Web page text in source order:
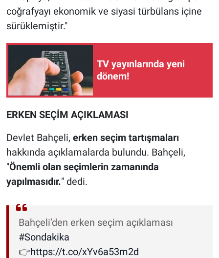
coğrafyayı ekonomik ve siyasi türbülans içine
sürüklemiştir."
TV yayınlarında yeni
dönem!
ERKEN SEÇİM AÇIKLAMASI
Devlet Bahçeli, erken seçim tartışmaları
hakkında açıklamalarda bulundu. Bahçeli,
"Önemli olan seçimlerin zamanında
yapılmasıdır." dedi.
Bahçeli’den erken seçim açıklaması
#Sondakika
👉https://t.co/xYv6a53m2d